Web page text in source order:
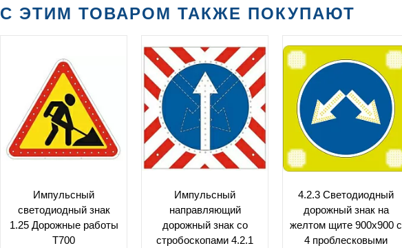
С ЭТИМ ТОВАРОМ ТАКЖЕ ПОКУПАЮТ
Импульсный
светодиодный знак
1.25 Дорожные работы
Т700
Импульсный
направляющий
дорожный знак со
стробоскопами 4.2.1
4.2.3 Светодиодный
дорожный знак на
желтом щите 900x900 с
4 проблесковыми